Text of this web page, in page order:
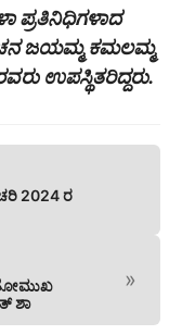
ಪ್ರತಿನಿಧಿಗಳಾದ
ಜಯಮ್ಮ ಕಮಲಮ್ಮ
ಉಪಸ್ಥಿತರಿದ್ದರು.
2024 ರ
ಶಾ
»